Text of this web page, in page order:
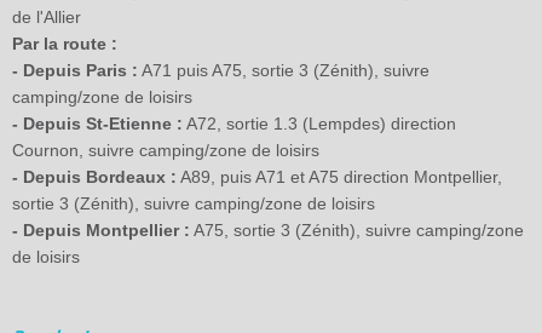
de l'Allier
Par la route :
- Depuis Paris : A71 puis A75, sortie 3 (Zénith), suivre
camping/zone de loisirs
- Depuis St-Etienne : A72, sortie 1.3 (Lempdes) direction
Cournon, suivre camping/zone de loisirs
- Depuis Bordeaux : A89, puis A71 et A75 direction Montpellier,
sortie 3 (Zénith), suivre camping/zone de loisirs
- Depuis Montpellier : A75, sortie 3 (Zénith), suivre camping/zone
de loisirs